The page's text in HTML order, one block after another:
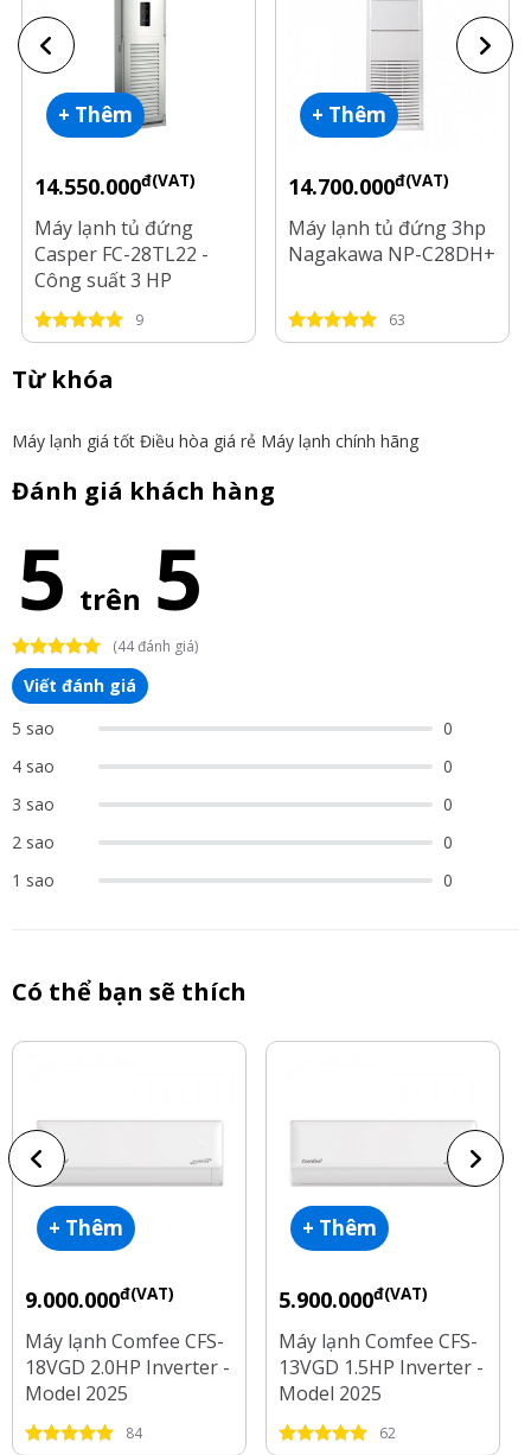
+ Thêm
14.550.000đ(VAT)
Máy lạnh tủ đứng
Casper FC-28TL22 -
Công suất 3 HP
9
+ Thêm
14.700.000đ(VAT)
Máy lạnh tủ đứng 3hp
Nagakawa NP-C28DH+
63
Từ khóa
Máy lạnh giá tốt Điều hòa giá rẻ Máy lạnh chính hãng
Đánh giá khách hàng
5 trên 5
(44 đánh giá)
Viết đánh giá
5 sao
0
4 sao
0
3 sao
0
2 sao
0
1 sao
0
Có thể bạn sẽ thích
+ Thêm
9.000.000đ(VAT)
Máy lạnh Comfee CFS-
18VGD 2.0HP Inverter -
Model 2025
84
+ Thêm
5.900.000đ(VAT)
Máy lạnh Comfee CFS-
13VGD 1.5HP Inverter -
Model 2025
62